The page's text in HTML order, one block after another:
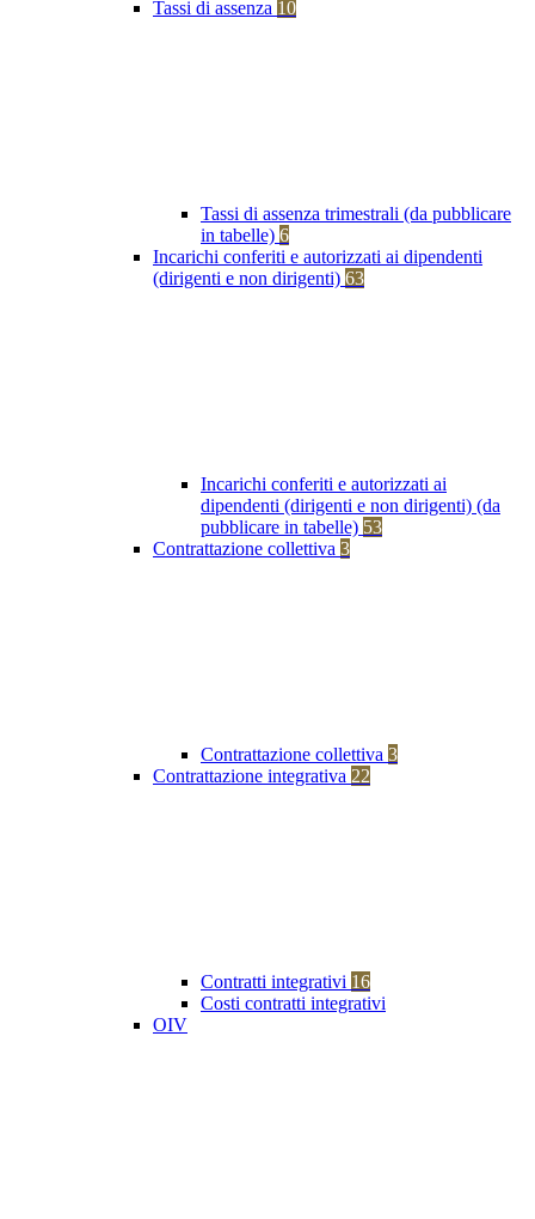
Tassi di assenza 10
Tassi di assenza trimestrali (da pubblicare
in tabelle) 6
Incarichi conferiti e autorizzati ai dipendenti
(dirigenti e non dirigenti) 63
Incarichi conferiti e autorizzati ai
dipendenti (dirigenti e non dirigenti) (da
pubblicare in tabelle) 53
Contrattazione collettiva 3
Contrattazione collettiva 3
Contrattazione integrativa 22
Contratti integrativi 16
Costi contratti integrativi
OIV